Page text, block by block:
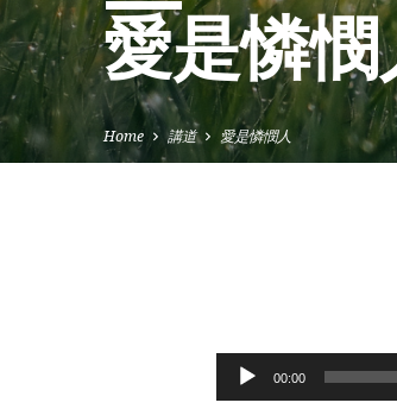
愛是憐
Home 講道 愛是憐憫人
Audio
Player
00:00